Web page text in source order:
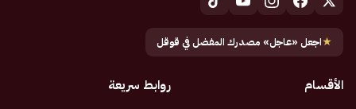
★اجعل «عاجل» مصدرك المفضل في قوقل
الأقسام روابط سريعة